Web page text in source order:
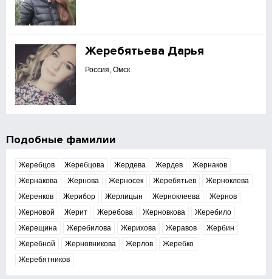
Жеребятьева Дарья
Россия, Омск
Подобные фамилии
Жеребцов Жеребцова Жердева Жердев
Жернаков
Жернакова
Жернова Жерносек Жеребятьев
Жерноклева
Жеренков
Жерибор Жерлицын Жерноклеева
Жернов
Жерновой
Жерит Жеребова Жерновкова
Жеребило
Жерещина
Жеребилова Жерихова Жеравов
Жербин
Жеребной
Жерновникова Жерлов
Жеребко
Жеребятников